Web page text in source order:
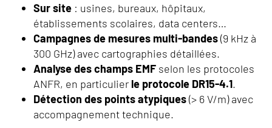
Sur site : usines, bureaux, hôpitaux,
établissements scolaires, data centers…
Campagnes de mesures multi-bandes(9 kHz à
300 GHz) avec cartographies détaillées.
Analyse des champs EMF selon les protocoles
ANFR, en particulier le protocole DR15-4.1.
Détection des points atypiques(> 6 V/m) avec
accompagnement technique.